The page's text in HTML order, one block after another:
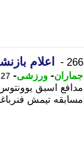
266 - اعلام
جماران- ورزشی- 27 ماه پیش - پنجشنبه 10 خرداد 1403، 00:30
مدافع اسبق
مسابقه تیمش فنرباغچه